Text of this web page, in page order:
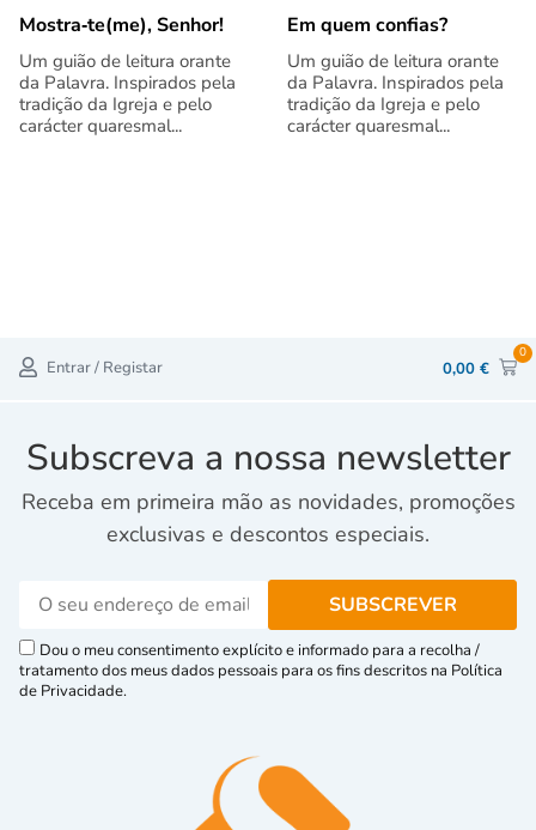
Mostra‑te(me), Senhor!
Um guião de leitura orante
da Palavra. Inspirados pela
tradição da Igreja e pelo
carácter quaresmal...
Em quem confias?
Um guião de leitura orante
da Palavra. Inspirados pela
tradição da Igreja e pelo
carácter quaresmal...
Entrar / Registar 0,00 €
0
Subscreva a nossa newsletter
Receba em primeira mão as novidades, promoções
exclusivas e descontos especiais.
Dou o meu consentimento explícito e informado para a recolha /
tratamento dos meus dados pessoais para os fins descritos na Política
de Privacidade.